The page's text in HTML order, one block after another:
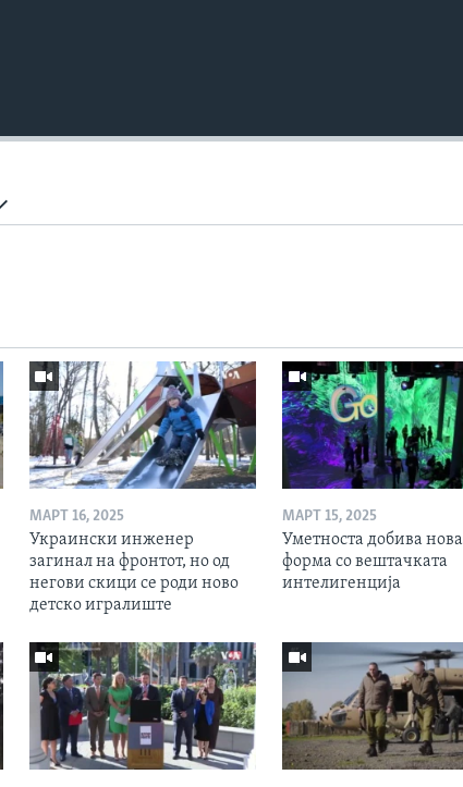
МАРТ 16, 2025
Украински инженер
загинал на фронтот, но од
негови скици се роди ново
детско игралиште
МАРТ 15, 2025
Уметноста добива нова
форма со вештачката
интелигенција